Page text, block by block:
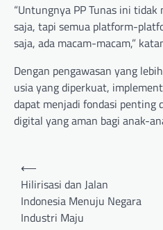
“Untungnya PP Tunas ini
saja, tapi semua platform-
saja, ada macam-macam,”
Dengan pengawasan yang
usia yang diperkuat,
dapat menjadi fondasi penting
digital yang aman bagi anak-
Post
navigation
⟵
Hilirisasi dan Jalan
Indonesia Menuju Negara
Industri Maju